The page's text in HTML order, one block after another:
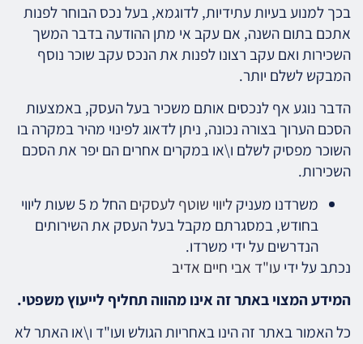
בכך למנוע בעיות עתידיות, לדוגמא, בעל נכס הבוחר לפנות
אתכם בתום השנה, אם עקב אי מתן ההודעה בדבר המשך
השכירות ואם עקב רצונו לפנות את הנכס עקב שוכר נוסף
המבקש לשלם יותר.
הדבר נוגע אף לנכסים אותם משכיר בעל העסק, באמצעות
הסכם הערוך בצורה נכונה, ניתן לדאוג לפינוי מהיר במקרה בו
השוכר מפסיק לשלם ו\או במקרים אחרים הם יפר את הסכם
השכירות.
משרדנו מעניקליווי שוטף לעסקים
החל מ 5 שעות ליווי
בחודש, במסגרתם מקבל בעל העסק את השירותים
הנדרשים על ידי משרדו.
נכתב על ידיעו"ד אבי חיים אדיב
המידע המצוי באתר זה אינו מהווה תחליף לייעוץ משפטי.
כל האמור באתר זה הינו באחריות הגולש ועו"ד ו\או האתר לא